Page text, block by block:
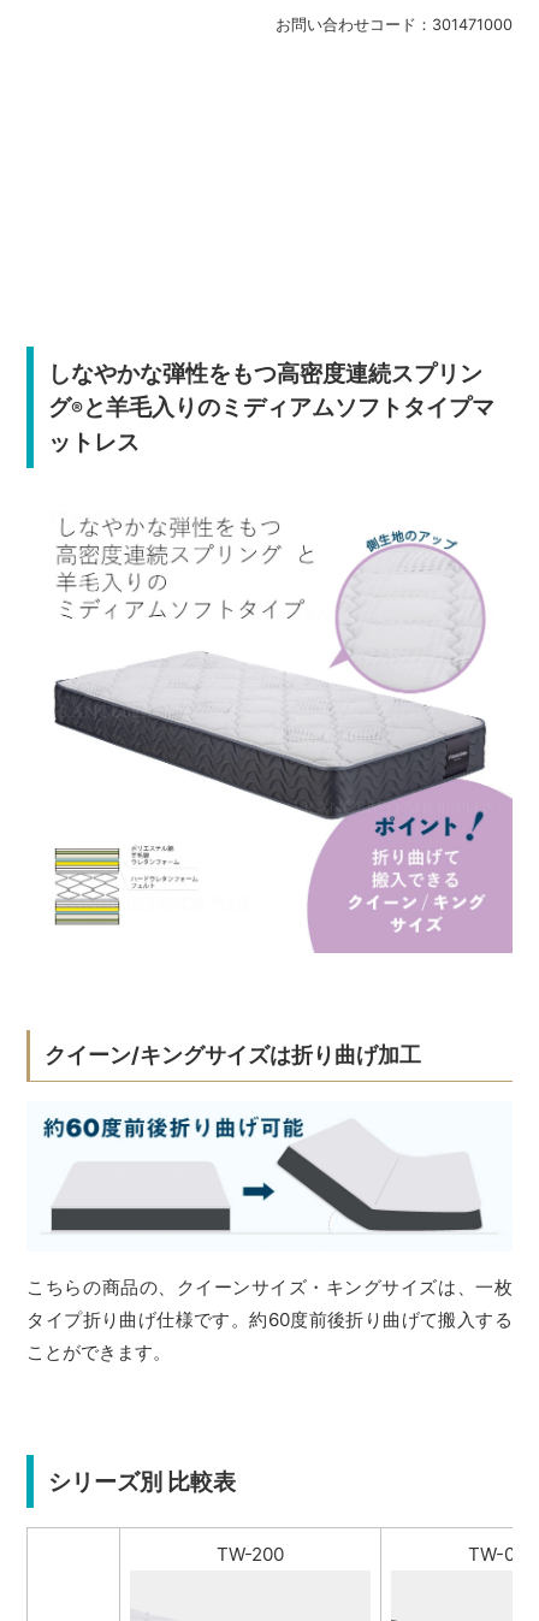
お問い合わせコード： 301471000
しなやかな弾性をもつ高密度連続スプリン
グ®と羊毛入りのミディアムソフトタイプマ
ットレス
クイーン/キングサイズは折り曲げ加工
こちらの商品の、クイーンサイズ・キングサイズは、一枚
タイプ折り曲げ仕様です。約60度前後折り曲げて搬入する
ことができます。
シリーズ別 比較表
TW-200 TW-